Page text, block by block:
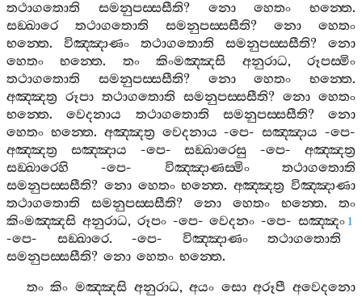
තථාගතොති
සමනුපස‍්සසීති? නො හෙතං භන‍්තෙ.
සඞ‍්ඛාරෙ
තථාගතොති සමනුපස‍්සසීති? නො
හෙතං
භන‍්තෙ. විඤ‍්ඤාණං තථාගතොති සමනුපස‍්සසීති? නො
හෙතං
භන‍්තෙ. තං කිංමඤ‍්ඤසි අනුරාධ,රූපස‍්මිං
තථාගතොති
සමනුපස‍්සසීති? නො හෙතං භන‍්තෙ.
අඤ‍්ඤත්‍ර රූපා තථාගතොති සමනුපස‍්සසීති? නො හෙතං
භන‍්තෙ.වෙදනාය තථාගතොති සමනුපස‍්සසීති? නො
හෙතං භන‍්තෙ. අඤ‍්ඤත්‍ර වෙදනාය -පෙ-සඤ‍්ඤාය -පෙ-
අඤ‍්ඤත්‍ර
සඤ‍්ඤාය -පෙ-සඞ‍්ඛාරෙසු -පෙ-අඤ‍්ඤත්‍ර
සඞ‍්ඛාරෙහි -පෙ- විඤ‍්ඤාණස‍්මිං
තථාගතොති
සමනුපස‍්සසීති? නො හෙතං භන‍්තෙ.අඤ‍්ඤත්‍ර විඤ‍්ඤාණා
තථාගතොති
සමනුපස‍්සසීති? නො හෙතං භන‍්තෙ. තං
කිංමඤ‍්ඤසි අනුරාධ, රූපං-පෙ-වෙදනං -පෙ-සඤ‍්ඤං 1
-පෙ- සඞ‍්ඛාරෙ. -පෙ- විඤ‍්ඤාණං
තථාගතොති
සමනුපස‍්සසීති? නො හෙතං භන‍්තෙ.
තං කිං මඤ‍්ඤසි අනුරාධ,අයං සො අරූපී අවෙදනො